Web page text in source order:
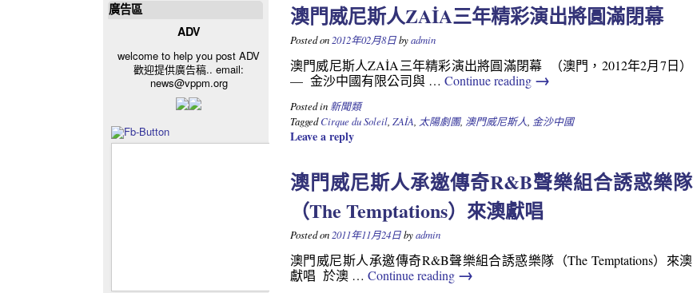
廣告區
ADV
welcome to help you post ADV
歡迎提供廣告稿.. email:
news@vppm.org
澳門威尼斯人ZAİA三年精彩演出將圓滿閉幕
Posted on 2012年02月8日byadmin
澳門威尼斯人ZAİA三年精彩演出將圓滿閉幕 （澳門，2012年2月7日）
— 金沙中國有限公司與 … Continue reading →
Posted in 新聞類
Tagged Cirque du Soleil ZAİA 太陽劇團, 澳門威尼斯人 金沙中國
Leave a reply
澳門威尼斯人承邀傳奇R&B聲樂組合誘惑樂隊
（The Temptations）來澳獻唱
Posted on 2011年11月24日byadmin
澳門威尼斯人承邀傳奇R&B聲樂組合誘惑樂隊（The Temptations）來澳
獻唱 於澳 … Continue reading →